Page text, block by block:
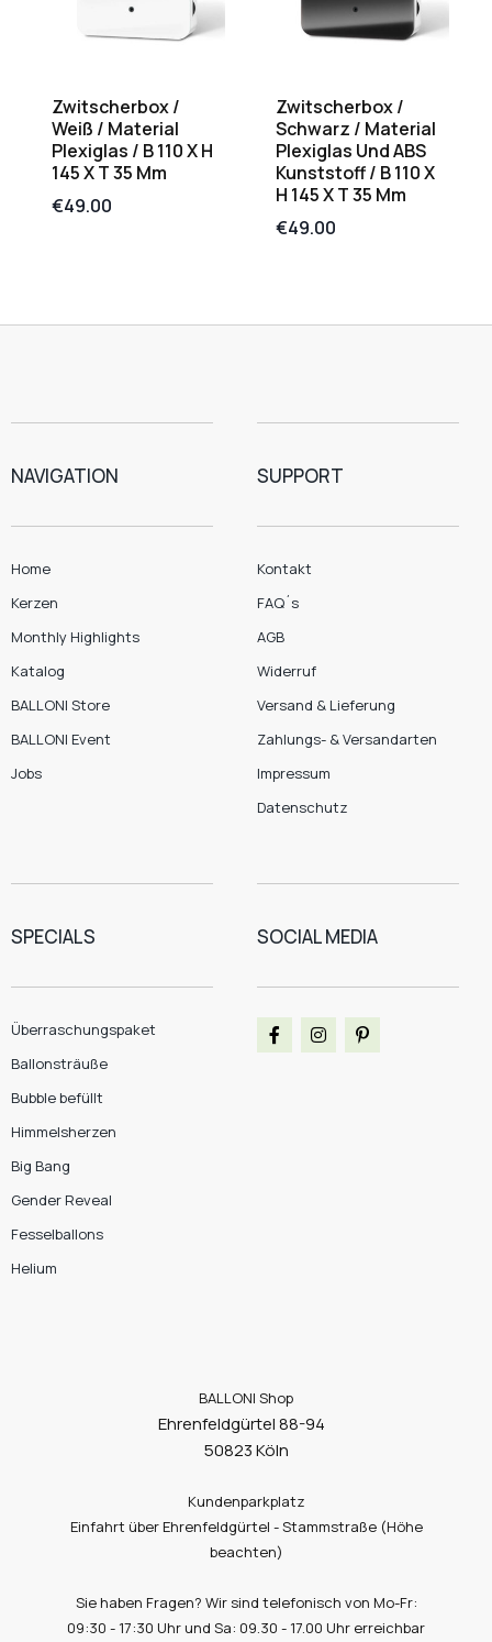
Zwitscherbox /
Weiß / Material
Plexiglas / B 110 X H
145 X T 35 Mm
€49.00
Zwitscherbox /
Schwarz / Material
Plexiglas Und ABS
Kunststoff / B 110 X
H 145 X T 35 Mm
€49.00
NAVIGATION
Home
Kerzen
Monthly Highlights
Katalog
BALLONI Store
BALLONI Event
Jobs
SUPPORT
Kontakt
FAQ´s
AGB
Widerruf
Versand & Lieferung
Zahlungs- & Versandarten
Impressum
Datenschutz
SPECIALS
Überraschungspaket
Ballonsträuße
Bubble befüllt
Himmelsherzen
Big Bang
Gender Reveal
Fesselballons
Helium
SOCIAL MEDIA
BALLONI Shop
Ehrenfeldgürtel 88-94
50823 Köln
Kundenparkplatz
Einfahrt über Ehrenfeldgürtel - Stammstraße (Höhe
beachten)
Sie haben Fragen? Wir sind telefonisch von Mo-Fr:
09:30 - 17:30 Uhr und Sa: 09.30 - 17.00 Uhr erreichbar